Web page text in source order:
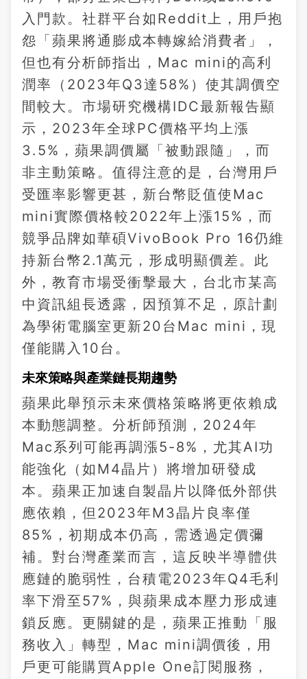
入門款。社群平台如Reddit上，用戶抱
怨「蘋果將通膨成本轉嫁給消費者」，
但也有分析師指出，Mac mini的高利
潤率（2023年Q3達58%）使其調價空
間較大。市場研究機構IDC最新報告顯
示，2023年全球PC價格平均上漲
3.5%，蘋果調價屬「被動跟隨」，而
非主動策略。值得注意的是，台灣用戶
受匯率影響更甚，新台幣貶值使Mac
mini實際價格較2022年上漲15%，而
競爭品牌如華碩VivoBook Pro 16仍維
持新台幣2.1萬元，形成明顯價差。此
外，教育市場受衝擊最大，台北市某高
中資訊組長透露，因預算不足，原計劃
為學術電腦室更新20台Mac mini，現
僅能購入10台。
未來策略與產業鏈長期趨勢
蘋果此舉預示未來價格策略將更依賴成
本動態調整。分析師預測，2024年
Mac系列可能再調漲5-8%，尤其AI功
能強化（如M4晶片）將增加研發成
本。蘋果正加速自製晶片以降低外部供
應依賴，但2023年M3晶片良率僅
85%，初期成本仍高，需透過定價彌
補。對台灣產業而言，這反映半導體供
應鏈的脆弱性，台積電2023年Q4毛利
率下滑至57%，與蘋果成本壓力形成連
鎖反應。更關鍵的是，蘋果正推動「服
務收入」轉型，Mac mini調價後，用
戶更可能購買Apple One訂閱服務，